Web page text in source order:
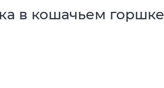
в кошачьем горшке